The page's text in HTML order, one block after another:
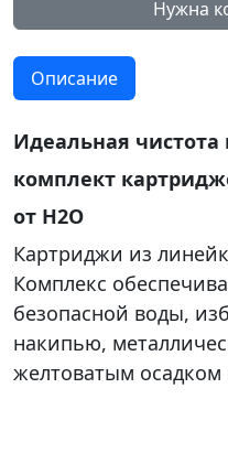
Нужна
Описание
Идеальная чистота
комплект
от Н2О
Картриджи из
Комплекс
безопасной воды,
накипью,
желтоватым осадком